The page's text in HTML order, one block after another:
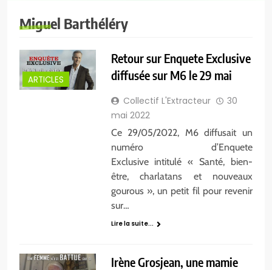
Miguel Barthéléry
ARTICLES
Retour sur Enquete Exclusive
diffusée sur M6 le 29 mai
Collectif L'Extracteur
30
mai 2022
Ce 29/05/2022, M6 diffusait un
numéro d’Enquete
Exclusive intitulé « Santé, bien-
être, charlatans et nouveaux
gourous », un petit fil pour revenir
sur…
Lire la suite...
Irène Grosjean, une mamie